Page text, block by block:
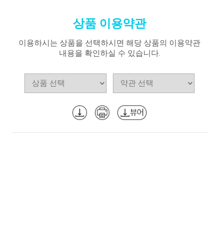
상품 이용약관
이용하시는 상품을 선택하시면 해당 상품의 이용약관
내용을 확인하실 수 있습니다.